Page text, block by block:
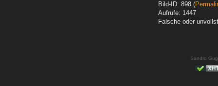
Bild-ID: 898 (
Aufrufe: 1447
Falsche oder
Sandro